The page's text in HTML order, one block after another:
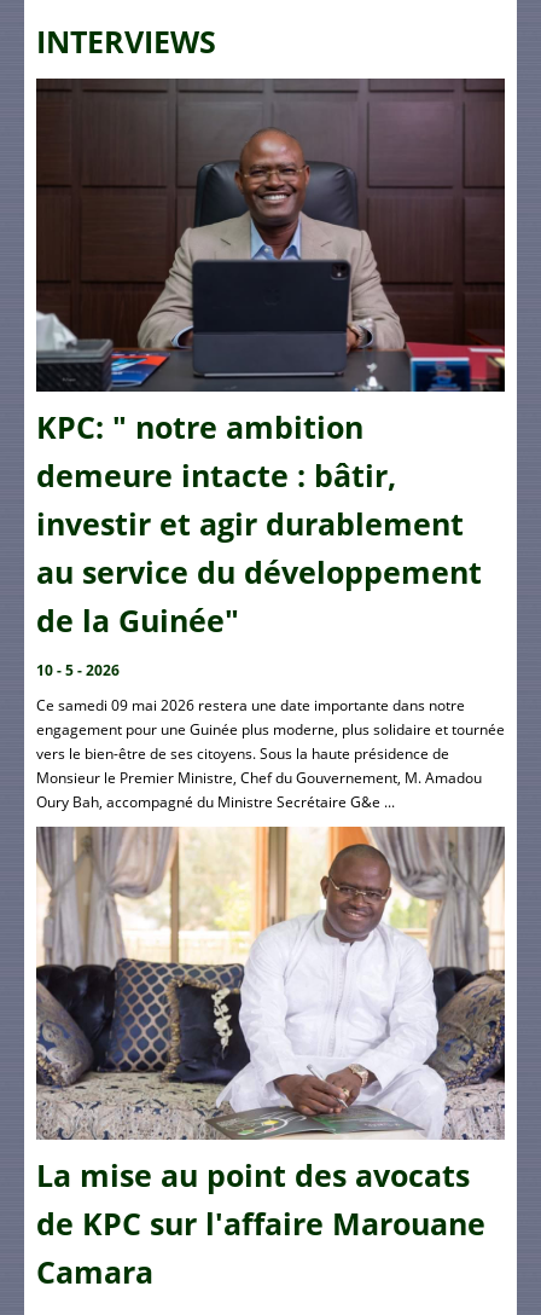
INTERVIEWS
KPC: " notre ambition
demeure intacte : bâtir,
investir et agir durablement
au service du développement
de la Guinée"
10 - 5 - 2026
Ce samedi 09 mai 2026 restera une date importante dans notre
engagement pour une Guinée plus moderne, plus solidaire et tournée
vers le bien-être de ses citoyens. Sous la haute présidence de
Monsieur le Premier Ministre, Chef du Gouvernement, M. Amadou
Oury Bah, accompagné du Ministre Secrétaire G&e ...
La mise au point des avocats
de KPC sur l'affaire Marouane
Camara